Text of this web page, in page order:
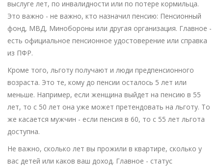
выслуге лет, по инвалидности или по потере кормильца.
Это важно - не важно, кто назначил пенсию: Пенсионный
фонд, МВД, Минобороны или другая организация. Главное -
есть официальное пенсионное удостоверение или справка
из ПФР.
Кроме того, льготу получают и люди предпенсионного
возраста. Это те, кому до пенсии осталось 5 лет или
меньше. Например, если женщина выйдет на пенсию в 55
лет, то с 50 лет она уже может претендовать на льготу. То
же касается мужчин - если пенсия в 60, то с 55 лет льгота
доступна.
Не важно, сколько лет вы прожили в квартире, сколько у
вас детей или каков ваш доход. Главное - статус